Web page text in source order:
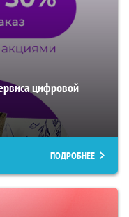
цифровой
ПОДРОБНЕЕ